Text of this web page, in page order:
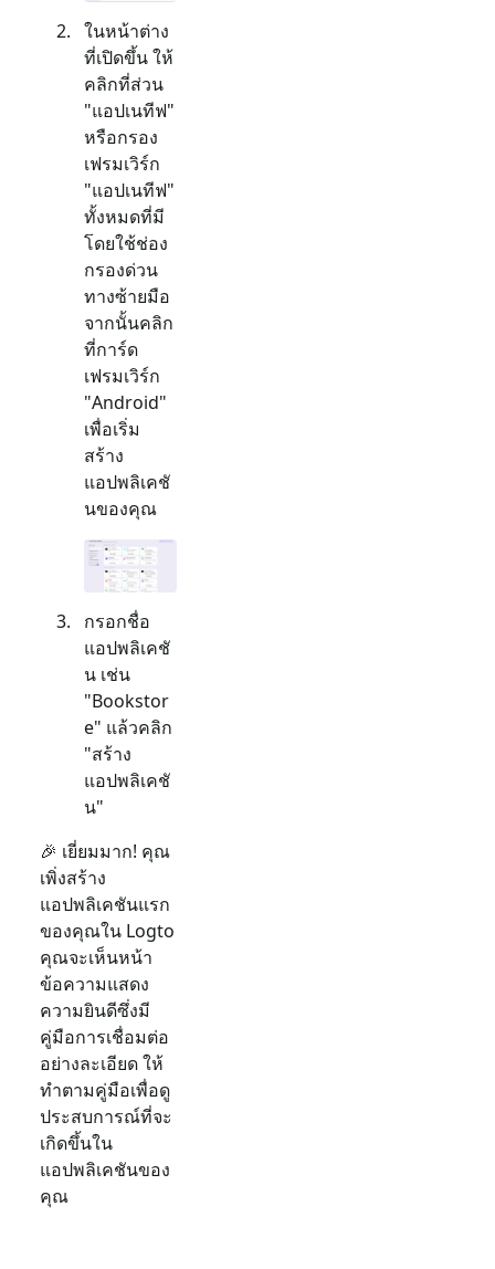
ในหน้าต่าง
ที่เปิดขึ้น ให้
คลิกที่ส่วน
"แอปเนทีฟ"
หรือกรอง
เฟรมเวิร์ก
"แอปเนทีฟ"
ทั้งหมดที่มี
โดยใช้ช่อง
กรองด่วน
ทางซ้ายมือ
จากนั้นคลิก
ที่การ์ด
เฟรมเวิร์ก
"Android"
เพื่อเริ่ม
สร้าง
แอปพลิเคชั
นของคุณ
กรอกชื่อ
แอปพลิเคชั
น เช่น
"Bookstor
e" แล้วคลิก
"สร้าง
แอปพลิเคชั
น"
🎉 เยี่ยมมาก! คุณ
เพิ่งสร้าง
แอปพลิเคชันแรก
ของคุณใน Logto
คุณจะเห็นหน้า
ข้อความแสดง
ความยินดีซึ่งมี
คู่มือการเชื่อมต่อ
อย่างละเอียด ให้
ทำตามคู่มือเพื่อดู
ประสบการณ์ที่จะ
เกิดขึ้นใน
แอปพลิเคชันของ
คุณ